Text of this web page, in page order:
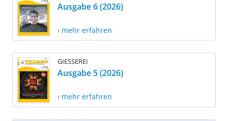
Ausgabe 6 (2026)
› mehr erfahren
GIESSEREI
Ausgabe 5 (2026)
› mehr erfahren